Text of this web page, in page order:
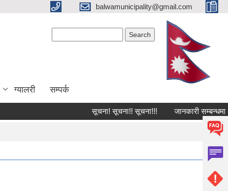
balwamunicipality@gmail.com
ग्यालरी सम्पर्क
सूचना! सूचना!! सूचना!!! जानकारी सम्बन्धमा ।